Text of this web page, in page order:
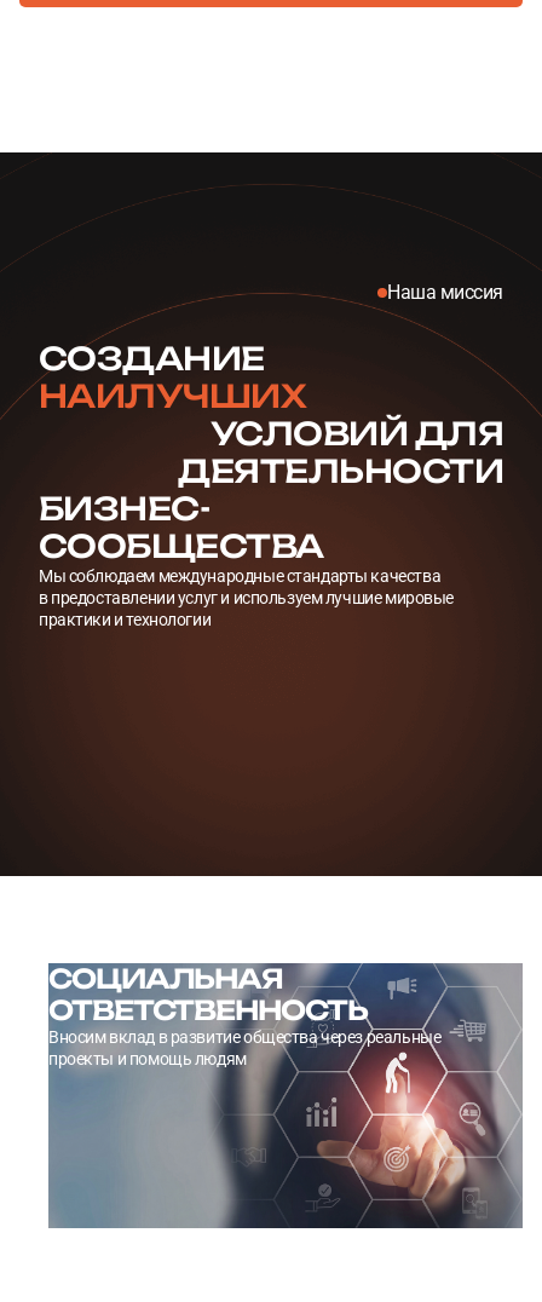
СОЗДАНИЕ
НАИЛУЧШИХ
УСЛОВИЙ ДЛЯ
ДЕЯТЕЛЬНОСТИ
БИЗНЕС-
СООБЩЕСТВА
Наша миссия
Мы соблюдаем международные стандарты качества
в предоставлении услуг и используем лучшие мировые
практики и технологии
СОЦИАЛЬНАЯ
ОТВЕТСТВЕННОСТЬ
Вносим вклад в развитие общества через реальные
проекты и помощь людям